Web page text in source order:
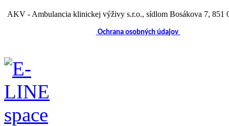
AKV - Ambulancia klinickej výživy s.r.o., sídlom Bosákova 7, 851
Ochrana osobných údajov